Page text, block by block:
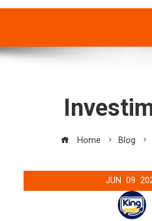
Home Blog
JUN 09